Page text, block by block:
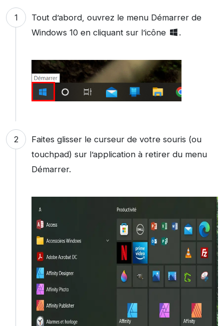
Tout d’abord, ouvrez le menu Démarrer de
Windows 10 en cliquant sur l’icône
.
Faites glisser le curseur de votre souris (ou
touchpad) sur l’application à retirer du menu
Démarrer.